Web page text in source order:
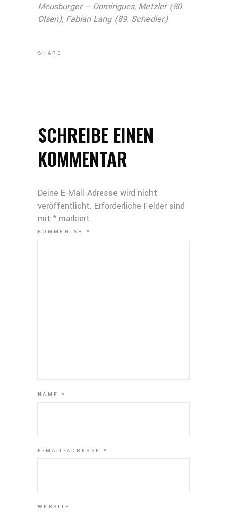
Meusburger – Domingues, Metzler (80.
Olsen), Fabian Lang (89. Schedler)
SHARE
SCHREIBE EINEN
KOMMENTAR
Deine E-Mail-Adresse wird nicht
veröffentlicht. Erforderliche Felder sind
mit * markiert
KOMMENTAR*
NAME *
E-MAIL-ADRESSE *
WEBSITE